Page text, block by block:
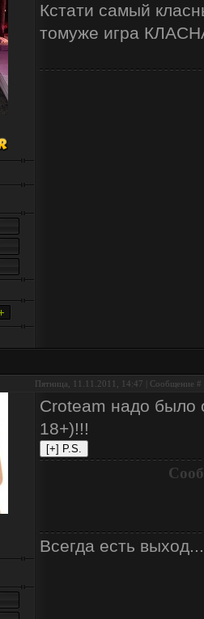
Кстати самый
томуже игра
Пятница, 11.11.2011, 14:47 | Сообщение #
Croteam надо было
18+)!!!
Всегда есть